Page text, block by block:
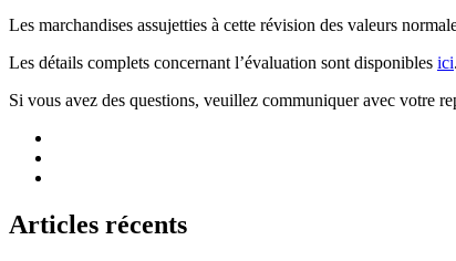
Les marchandises assujetties à cette révision des valeurs
Les détails complets concernant l’évaluation sont disponibles ici.
Si vous avez des questions, veuillez communiquer avec votre
Articles récents